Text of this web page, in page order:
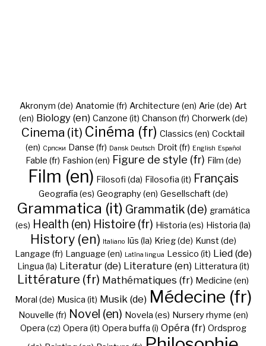
Akronym (de) Anatomie (fr) Architecture (en) Arie (de) Art
(en) Biology (en) Canzone (it) Chanson (fr) Chorwerk (de)
Cinema (it) Cinéma (fr) Classics (en) Cocktail
(en) Cрпски Danse (fr) Dansk Deutsch Droit (fr) English Español
Fable (fr) Fashion (en) Figure de style (fr) Film (de)
Film (en) Filosofi (da) Filosofia (it) Français
Geografía (es) Geography (en) Gesellschaft (de)
Grammatica (it) Grammatik (de) gramática
(es) Health (en) Histoire (fr) Historia (es) Historia (la)
History (en) Italiano Iūs (la) Krieg (de) Kunst (de)
Langage (fr) Language (en) Latīna lingua Lessico (it) Lied (de)
Lingua (la) Literatur (de) Literature (en) Litteratura (it)
Littérature (fr) Mathématiques (fr) Medicine (en)
Moral (de) Musica (it) Musik (de) Médecine (fr)
Nouvelle (fr) Novel (en) Novela (es) Nursery rhyme (en)
Opera (cz) Opera (it) Opera buffa (i) Opéra (fr) Ordsprog